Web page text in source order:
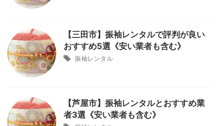
【三田市】振袖レンタルで評判が良い
おすすめ5選《安い業者も含む》
振袖レンタル
【芦屋市】振袖レンタルとおすすめ業
者3選《安い業者も含む》